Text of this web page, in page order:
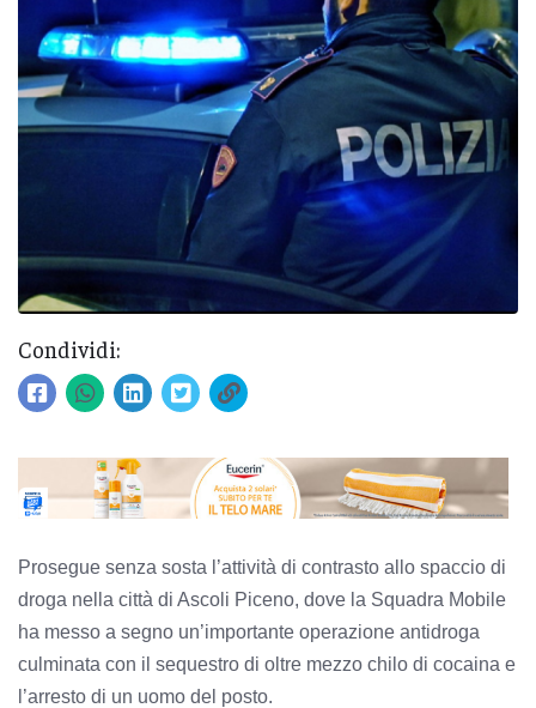
Condividi:
Prosegue senza sosta l’attività di contrasto allo spaccio di
droga nella città di Ascoli Piceno, dove la Squadra Mobile
ha messo a segno un’importante operazione antidroga
culminata con il sequestro di oltre mezzo chilo di cocaina e
l’arresto di un uomo del posto.